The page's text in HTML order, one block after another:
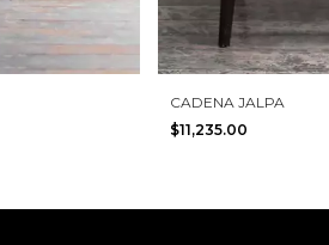
CADENA JALPA
$11,235.00